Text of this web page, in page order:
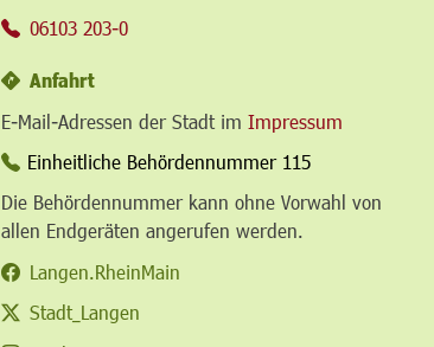
06103 203-0
Anfahrt
E-Mail-Adressen der Stadt im Impressum
Einheitliche Behördennummer 115
Die Behördennummer kann ohne Vorwahl von
allen Endgeräten angerufen werden.
Langen.RheinMain
Stadt_Langen